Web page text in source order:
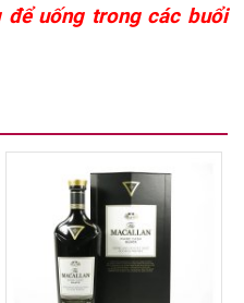
để uống trong các buổi